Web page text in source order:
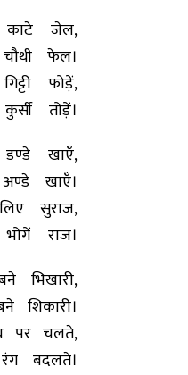
जेल,
फेल।
फोड़ें,
तोड़ें।
खाएँ,
खाएँ।
सुराज,
राज।
भिखारी,
पर चलते,
बदलते।